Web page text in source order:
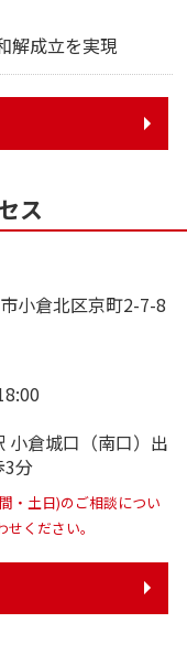
解成立を実現
ス
小倉北区京町2-7-8
小倉城口（南口）出
3分
・土日)のご相談につい
ください。